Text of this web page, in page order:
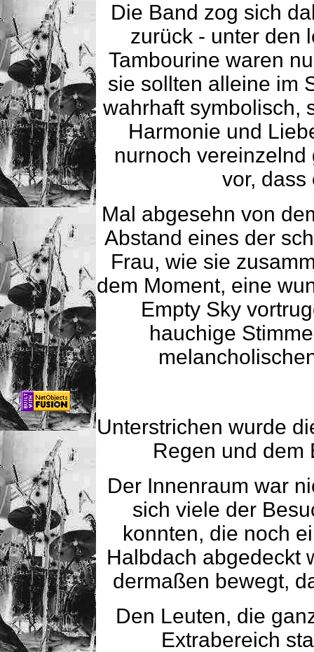
Die Band zog sich
zurück - unter den
Tambourine waren
sie sollten alleine im
wahrhaft symbolisch,
Harmonie und
nurnoch
vor, dass
Mal abgesehn von
Abstand eines der
Frau, wie sie
dem Moment, eine
Empty Sky
hauchige
Unterstrichen wurde
Regen und dem
Der Innenraum war
sich viele der
konnten, die noch
Halbdach abgedeckt
dermaßen bewegt,
Den Leuten, die
Extrabereich